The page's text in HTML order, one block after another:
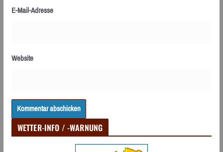
E-Mail-Adresse
Website
WETTER-INFO / -WARNUNG